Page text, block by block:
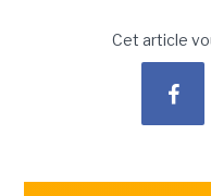
Cet article